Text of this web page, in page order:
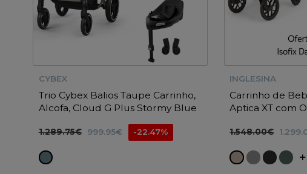
CYBEX
Trio Cybex Balios Taupe Carrinho,
Alcofa, Cloud G Plus Stormy Blue
1.289.75€ 999.95€ -22.47%
INGLESINA
Carrinho de
Aptica XT com
1.548.00€